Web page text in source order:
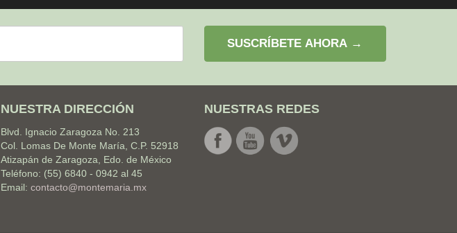
SUSCRÍBETE AHORA →
NUESTRA DIRECCIÓN
Blvd. Ignacio Zaragoza No. 213
Col. Lomas De Monte María, C.P. 52918
Atizapán de Zaragoza, Edo. de México
Teléfono: (55) 6840 - 0942 al 45
Email: contacto@montemaria.mx
NUESTRAS REDES